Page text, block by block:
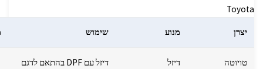
Toyota
יצרן מנוע שימוש
טויוטה דיזל
דיזל עם DPF בהתאם לדגם